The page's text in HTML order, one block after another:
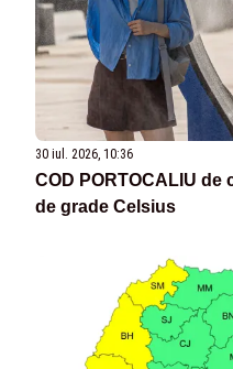
30 iul. 2026, 10:36
COD PORTOCALIU de
de grade Celsius